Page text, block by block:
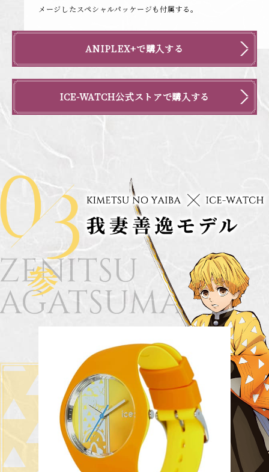
メージしたスペシャルパッケージも付属する。
ANIPLEX+で購入する
ICE-WATCH公式ストアで購入する